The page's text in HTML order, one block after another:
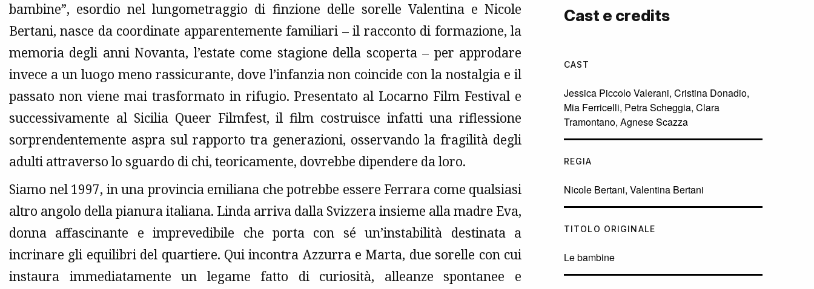
bambine”, esordio nel lungometraggio di finzione delle sorelle Valentina e Nicole
Bertani, nasce da coordinate apparentemente familiari – il racconto di formazione, la
memoria degli anni Novanta, l’estate come stagione della scoperta – per approdare
invece a un luogo meno rassicurante, dove l’infanzia non coincide con la nostalgia e il
passato non viene mai trasformato in rifugio. Presentato al Locarno Film Festival e
successivamente al Sicilia Queer Filmfest, il film costruisce infatti una riflessione
sorprendentemente aspra sul rapporto tra generazioni, osservando la fragilità degli
adulti attraverso lo sguardo di chi, teoricamente, dovrebbe dipendere da loro.
Siamo nel 1997, in una provincia emiliana che potrebbe essere Ferrara come qualsiasi
altro angolo della pianura italiana. Linda arriva dalla Svizzera insieme alla madre Eva,
donna affascinante e imprevedibile che porta con sé un’instabilità destinata a
incrinare gli equilibri del quartiere. Qui incontra Azzurra e Marta, due sorelle con cui
instaura immediatamente un legame fatto di curiosità, alleanze spontanee e
Cast e credits
CAST
Jessica Piccolo Valerani, Cristina Donadio,
Mia Ferricelli, Petra Scheggia, Clara
Tramontano, Agnese Scazza
REGIA
Nicole Bertani, Valentina Bertani
TITOLO ORIGINALE
Le bambine